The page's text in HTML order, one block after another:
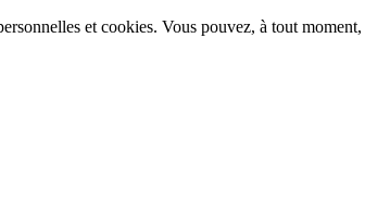
et cookies. Vous pouvez, à tout moment,